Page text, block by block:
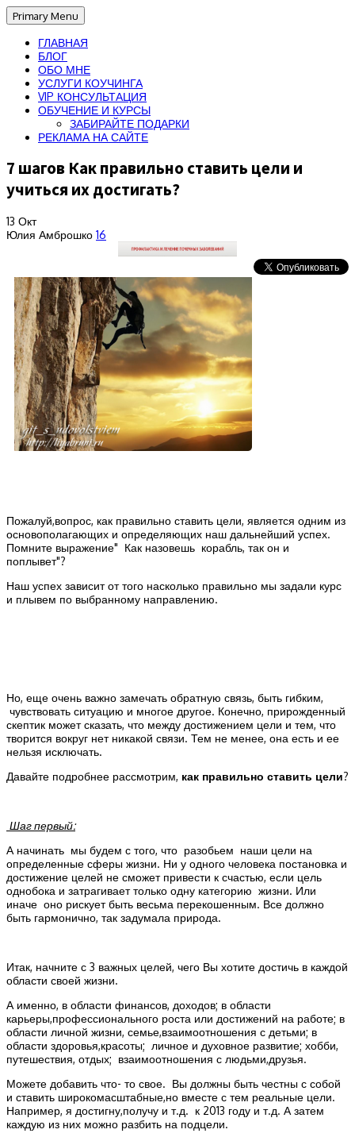
Primary Menu
ГЛАВНАЯ
БЛОГ
ОБО МНЕ
УСЛУГИ КОУЧИНГА
VIP КОНСУЛЬТАЦИЯ
ОБУЧЕНИЕ И КУРСЫ
ЗАБИРАЙТЕ ПОДАРКИ
РЕКЛАМА НА САЙТЕ
7 шагов Как правильно ставить цели и
учиться их достигать?
13 Окт
Юлия Амброшко 16
Пожалуй,вопрос, как правильно ставить цели, является одним из
основополагающих и определяющих наш дальнейший успех.
Помните выражение" Как назовешь корабль, так он и
поплывет"?
Наш успех зависит от того насколько правильно мы задали курс
и плывем по выбранному направлению.
Но, еще очень важно замечать обратную связь, быть гибким,
чувствовать ситуацию и многое другое. Конечно, прирожденный
скептик может сказать, что между достижением цели и тем, что
творится вокруг нет никакой связи. Тем не менее, она есть и ее
нельзя исключать.
Давайте подробнее рассмотрим, как правильно ставить цели?
Шаг первый:
А начинать мы будем с того, что разобьем наши цели на
определенные сферы жизни. Ни у одного человека постановка и
достижение целей не сможет привести к счастью, если цель
однобока и затрагивает только одну категорию жизни. Или
иначе оно рискует быть весьма перекошенным. Все должно
быть гармонично, так задумала природа.
Итак, начните с 3 важных целей, чего Вы хотите достичь в каждой
области своей жизни.
А именно, в области финансов, доходов; в области
карьеры,профессионального роста или достижений на работе; в
области личной жизни, семье,взаимоотношения с детьми; в
области здоровья,красоты; личное и духовное развитие; хобби,
путешествия, отдых; взаимоотношения с людьми,друзья.
Можете добавить что- то свое. Вы должны быть честны с собой
и ставить широкомасштабные,но вместе с тем реальные цели.
Например, я достигну,получу и т.д. к 2013 году и т.д. А затем
каждую из них можно разбить на подцели.